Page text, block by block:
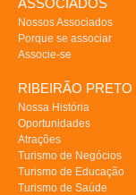
ASSOCIADOS
Nossos Associados
Porque se associar
Associe-se
RIBEIRÃO PRETO
Nossa História
Oportunidades
Atrações
Turismo de Negócios
Turismo de Educação
Turismo de Saúde